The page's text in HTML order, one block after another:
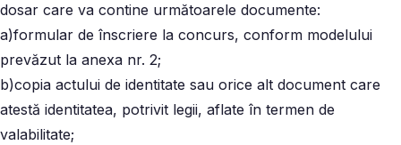
dosar care va contine următoarele documente:
a)formular de înscriere la concurs, conform modelului
prevăzut la anexa nr. 2;
b)copia actului de identitate sau orice alt document care
atestă identitatea, potrivit legii, aflate în termen de
valabilitate;